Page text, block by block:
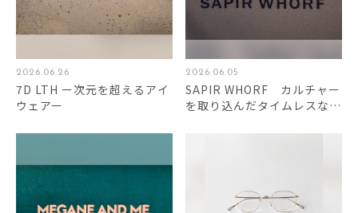
2026.06.26
7D LTH ー次元を超えるアイ
ウェアー
2026.06.05
SAPIR WHORF カルチャー
を取り込んだタイムレスなア